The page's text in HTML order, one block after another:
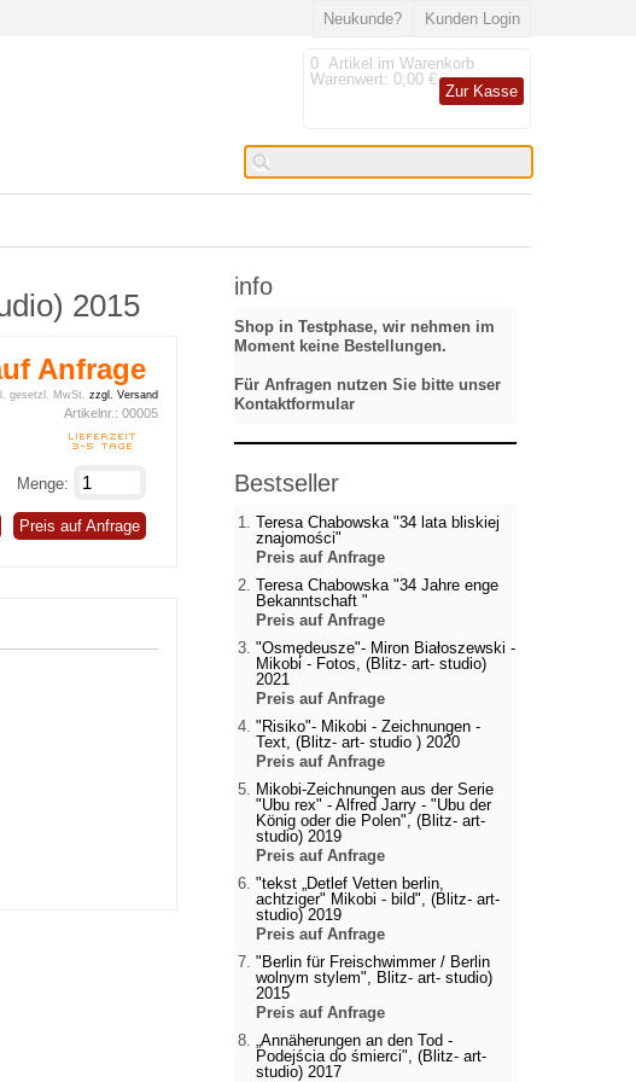
Kunden Login
Neukunde?
0 Artikel im Warenkorb
Warenwert: 0,00 €
Zur Kasse
2015
Anfrage
gesetzl. MwSt. zzgl. Versand
Artikelnr.: 00005
Menge:
Preis auf Anfrage
info
Shop in Testphase, wir nehmen im
Moment keine Bestellungen.
Für Anfragen nutzen Sie bitte unser
Kontaktformular
Bestseller
Teresa Chabowska "34 lata bliskiej
znajomości"
Preis auf Anfrage
Teresa Chabowska "34 Jahre enge
Bekanntschaft "
Preis auf Anfrage
"Osmędeusze"- Miron Białoszewski -
Mikobi - Fotos, (Blitz- art- studio)
2021
Preis auf Anfrage
"Risiko"- Mikobi - Zeichnungen -
Text, (Blitz- art- studio ) 2020
Preis auf Anfrage
Mikobi-Zeichnungen aus der Serie
"Ubu rex" - Alfred Jarry - "Ubu der
König oder die Polen", (Blitz- art-
studio) 2019
Preis auf Anfrage
"tekst „Detlef Vetten berlin,
achtziger" Mikobi - bild", (Blitz- art-
studio) 2019
Preis auf Anfrage
"Berlin für Freischwimmer / Berlin
wolnym stylem", Blitz- art- studio)
2015
Preis auf Anfrage
„Annäherungen an den Tod -
Podejścia do śmierci", (Blitz- art-
studio) 2017